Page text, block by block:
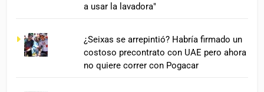
a usar la lavadora"
¿Seixas se arrepintió? Habría firmado un
costoso precontrato con UAE pero ahora
no quiere correr con Pogacar